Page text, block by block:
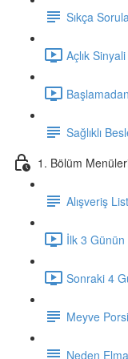
Sıkça
Açlık
Sağlıklı
1. Bölüm
Alışveriş
İlk 3
Sonraki 4
Meyve
Neden